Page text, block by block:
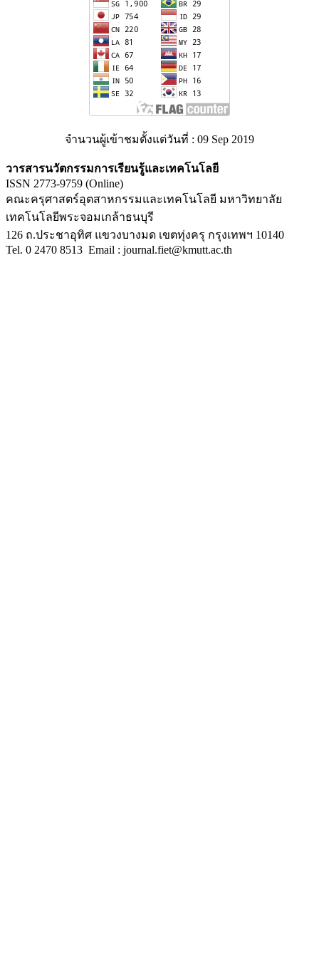
จำนวนผู้เข้าชมตั้งแต่วันที่ : 09 Sep 2019
วารสารนวัตกรรมการเรียนรู้และเทคโนโลยี
ISSN 2773-9759 (Online)
คณะครุศาสตร์อุตสาหกรรมและเทคโนโลยี มหาวิทยาลัย
เทคโนโลยีพระจอมเกล้าธนบุรี
126 ถ.ประชาอุทิศ แขวงบางมด เขตทุ่งครุ กรุงเทพฯ 10140
Tel. 0 2470 8513 Email : journal.fiet@kmutt.ac.th